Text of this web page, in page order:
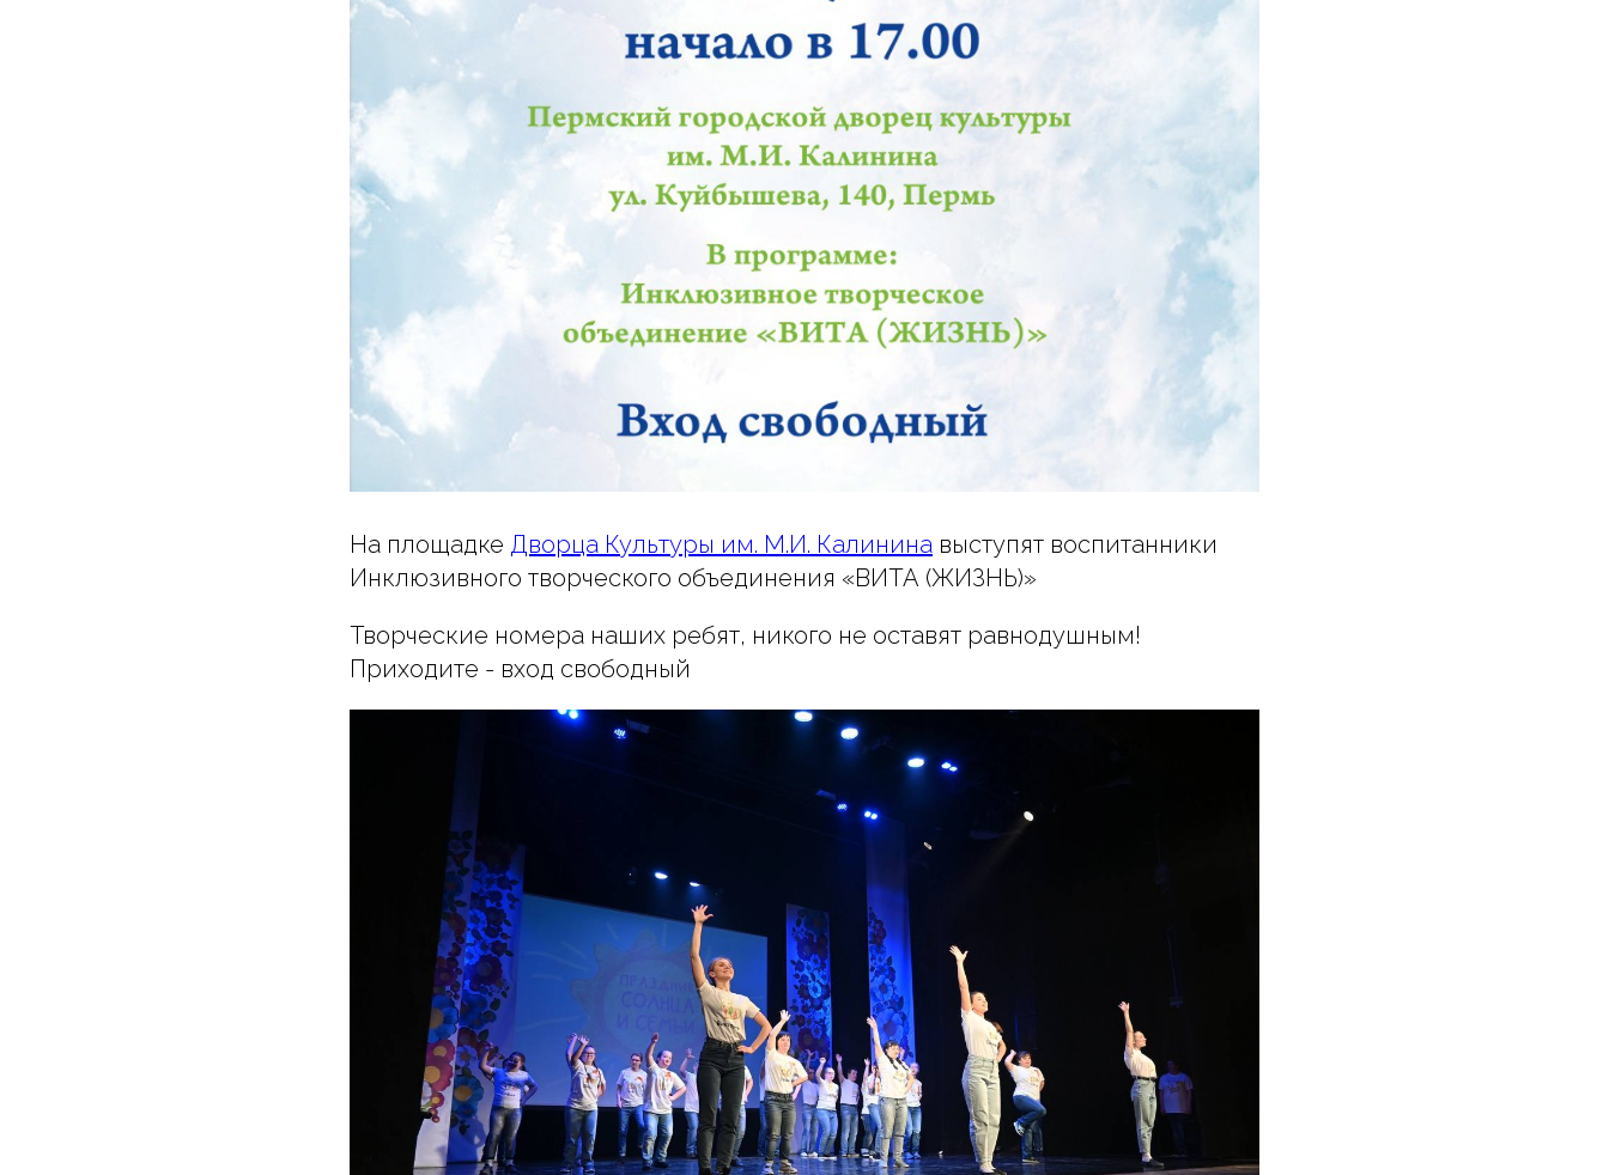
На площадке Дворца Культуры им. М.И. Калинина выступят воспитанники
Инклюзивного творческого объединения «ВИТА (ЖИЗНЬ)»
Творческие номера наших ребят, никого не оставят равнодушным!
Приходите - вход свободный